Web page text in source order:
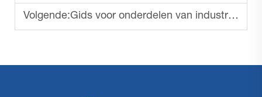
Volgende:Gids voor onderdelen van industriële vloerreinigers